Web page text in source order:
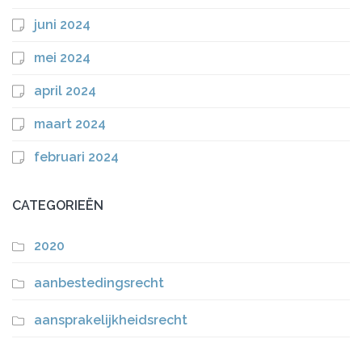
juni 2024
mei 2024
april 2024
maart 2024
februari 2024
CATEGORIEËN
2020
aanbestedingsrecht
aansprakelijkheidsrecht